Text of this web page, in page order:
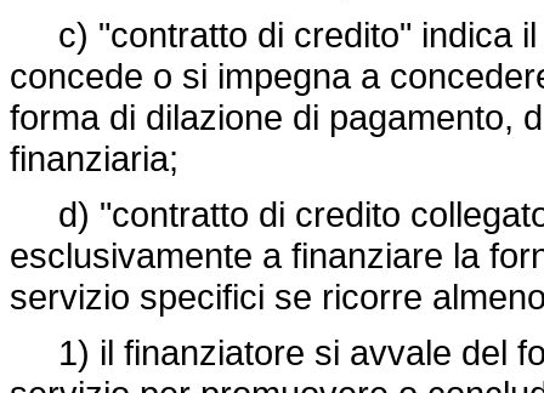
c) "contratto di credito" indica il
concede o si impegna a
forma di dilazione di pagamento,
finanziaria;
d) "contratto di credito
esclusivamente a finanziare la
servizio specifici se ricorre
1) il finanziatore si avvale del